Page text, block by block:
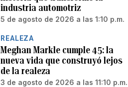
industria automotriz
5 de agosto de 2026 a las 1:10 p.m.
REALEZA
Meghan Markle cumple 45: la
nueva vida que construyó lejos
de la realeza
3 de agosto de 2026 a las 11:10 p.m.